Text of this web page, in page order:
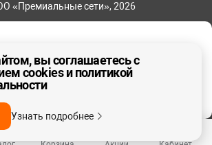
«Премиальные сети», 2026
вы соглашаетесь с
cookies и политикой
Узнать подробнее